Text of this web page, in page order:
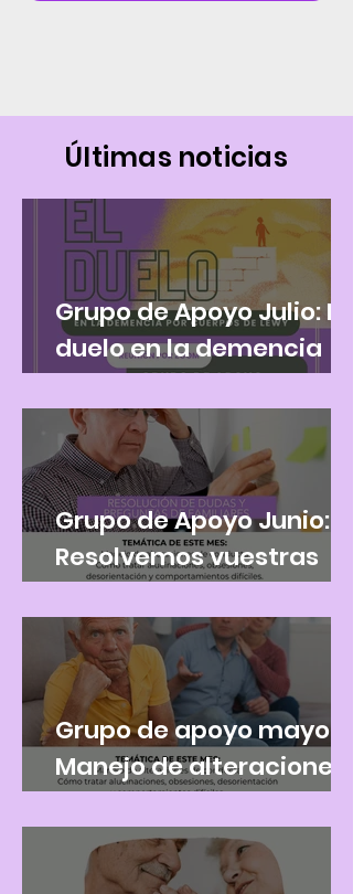
​Últimas noticias
Grupo de Apoyo Julio: El
duelo en la demencia
por cuerpos de Lewy
Grupo de Apoyo Junio:
Resolvemos vuestras
dudas sobre
alteraciones de
conductaGrupo de
Apoyo Junio:
Grupo de apoyo mayo:
Manejo de alteraciones
de conducta.